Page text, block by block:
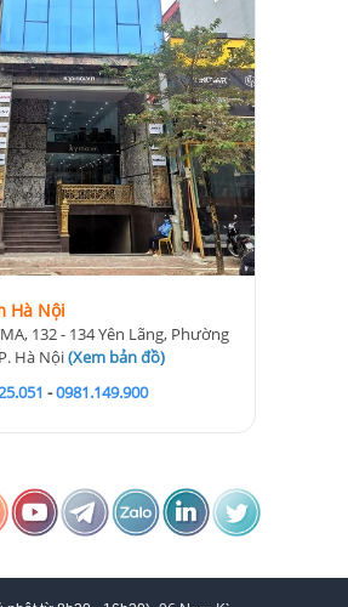
Hà Nội
132 - 134 Yên Lãng, Phường
Hà Nội(Xem bản đồ)
-0981.149.900